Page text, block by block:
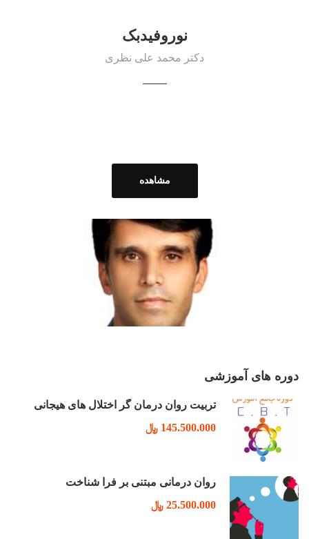
نوروفیدبک
دکتر محمد علی نظری
مشاهده
دوره های آموزشی
تربیت روان درمان گر اختلال های هیجانی
145.500.000 ﷼
روان درمانی مبتنی بر فرا شناخت
25.500.000 ﷼